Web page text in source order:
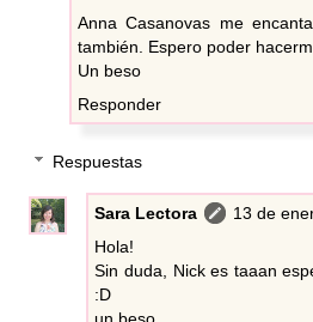
Anna Casanovas me
también. Espero poder
Un beso
Responder
Respuestas
Sara Lectora
13 de
Hola!
Sin duda, Nick es taaan
:D